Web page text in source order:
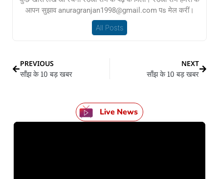
आपन सुझाव anuragranjan1998@gmail.com पs मेल करीं।
All Posts
PREVIOUS
साँझ के 10 बड़ खबर
NEXT
साँझ के 10 बड़ खबर
Live News